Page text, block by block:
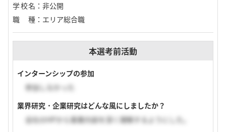
学校名 ： 非公開
職種 ： エリア総合職
本選考前活動
インターンシップの参加
参加しなかった
業界研究・企業研究はどんな風にしましたか？
会社のHPから事業内容を深く理解するようにした。